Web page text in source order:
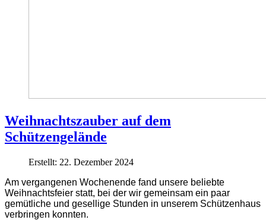
Weihnachtszauber auf dem
Schützengelände
Erstellt: 22. Dezember 2024
Am vergangenen Wochenende fand unsere beliebte
Weihnachtsfeier statt, bei der wir gemeinsam ein paar
gemütliche und gesellige Stunden in unserem Schützenhaus
verbringen konnten.